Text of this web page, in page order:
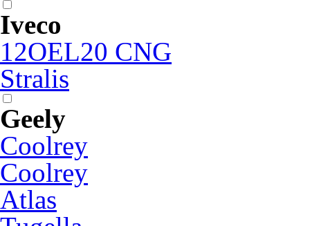
Iveco
12OEL20 CNG
Stralis
Geely
Coolrey
Coolrey
Atlas